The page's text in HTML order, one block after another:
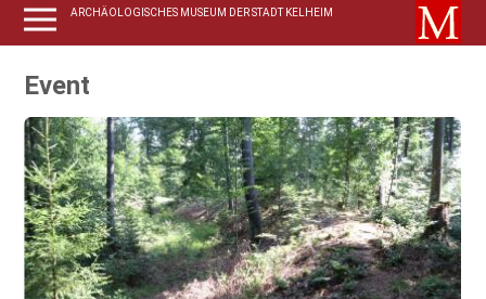
ARCHÄOLOGISCHES MUSEUM DER STADT KELHEIM
Event